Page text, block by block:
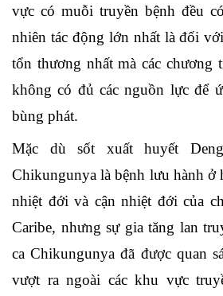
vực có muỗi truyền bệnh đều
nhiên tác động lớn nhất là đối
tổn thương nhất mà các chương
không có đủ các nguồn lực để
bùng phát.
Mặc dù sốt xuất huyết
Chikungunya là bệnh lưu hành ở
nhiệt đới và cận nhiệt đới của
Caribe, nhưng sự gia tăng lan
ca Chikungunya đã được quan
vượt ra ngoài các khu vực